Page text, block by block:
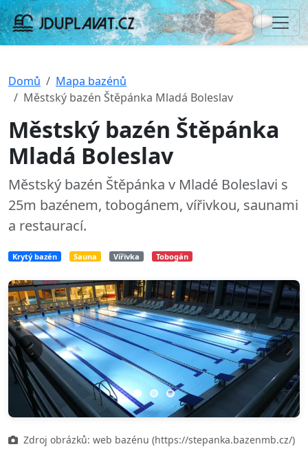
Domů
Mapa bazénů
Městský bazén Štěpánka Mladá Boleslav
Městský bazén Štěpánka
Mladá Boleslav
Městský bazén Štěpánka v Mladé Boleslavi s
25m bazénem, tobogánem, vířivkou, saunami
a restaurací.
Krytý bazén Sauna Vířivka Tobogán
Previous Next
Zdroj obrázků: web bazénu (https://stepanka.bazenmb.cz/)